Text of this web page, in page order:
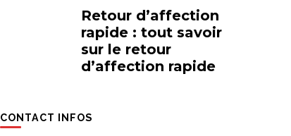
Retour d’affection
rapide : tout savoir
sur le retour
d’affection rapide
CONTACT INFOS